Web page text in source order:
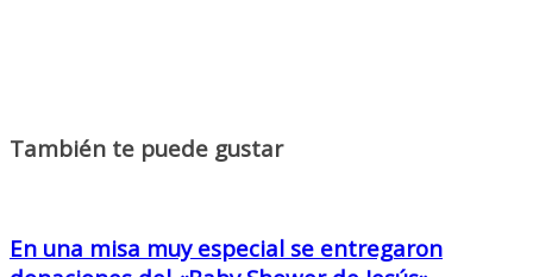
También te puede gustar
En una misa muy especial se entregaron